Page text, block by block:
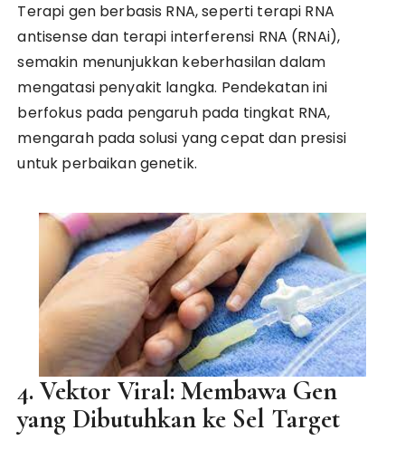
Terapi gen berbasis RNA, seperti terapi RNA
antisense dan terapi interferensi RNA (RNAi),
semakin menunjukkan keberhasilan dalam
mengatasi penyakit langka. Pendekatan ini
berfokus pada pengaruh pada tingkat RNA,
mengarah pada solusi yang cepat dan presisi
untuk perbaikan genetik.
4. Vektor Viral: Membawa Gen
yang Dibutuhkan ke Sel Target